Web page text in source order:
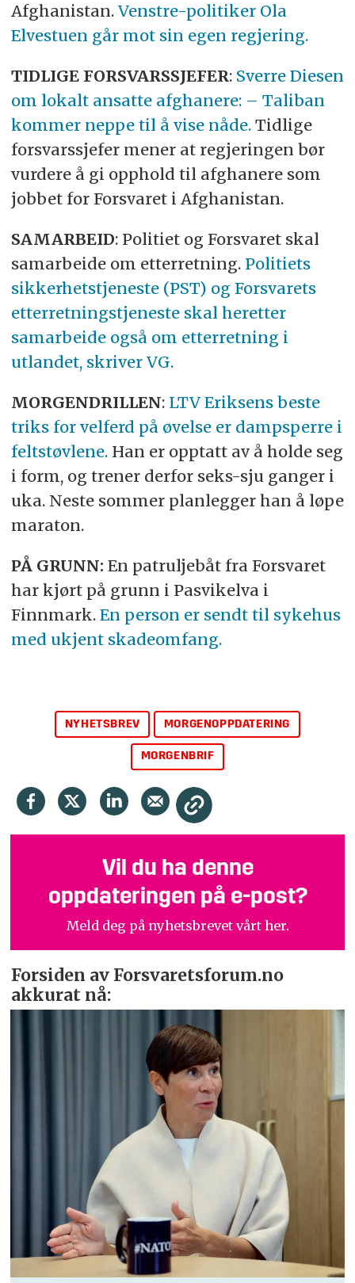
Afghanistan. Venstre-politiker Ola
Elvestuen går mot sin egen regjering.
TIDLIGE FORSVARSSJEFER: Sverre Diesen
om lokalt ansatte afghanere: – Taliban
kommer neppe til å vise nåde. Tidlige
forsvarssjefer mener at regjeringen bør
vurdere å gi opphold til afghanere som
jobbet for Forsvaret i Afghanistan.
SAMARBEID: Politiet og Forsvaret skal
samarbeide om etterretning. Politiets
sikkerhetstjeneste (PST) og Forsvarets
etterretningstjeneste skal heretter
samarbeide også om etterretning i
utlandet, skriver VG.
MORGENDRILLEN: LTV Eriksens beste
triks for velferd på øvelse er dampsperre i
feltstøvlene. Han er opptatt av å holde seg
i form, og trener derfor seks-sju ganger i
uka. Neste sommer planlegger han å løpe
maraton.
PÅ GRUNN: En patruljebåt fra Forsvaret
har kjørt på grunn i Pasvikelva i
Finnmark. En person er sendt til sykehus
med ukjent skadeomfang.
NYHETSBREV MORGENOPPDATERING
MORGENBRIF
Vil du ha denne
oppdateringen på e-post?
Meld deg på nyhetsbrevet vårt her.
Forsiden av Forsvaretsforum.no
akkurat nå: